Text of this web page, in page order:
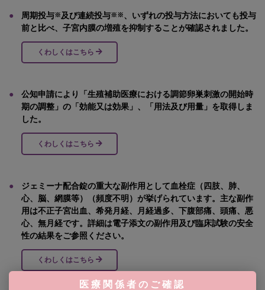
● 周期投与※及び連続投与※※、いずれの投与方法においても投与
前と比べ、子宮内膜の増殖を抑制することが確認されました。
くわしくはこちら
●
公知申請により「生殖補助医療における調節卵巣刺激の開始時
期の調整」の「効能又は効果」、「用法及び用量」を取得しま
した。
くわしくはこちら
●
ジェミーナ配合錠の重大な副作用として血栓症（四肢、肺、
心、脳、網膜等）（頻度不明）が挙げられています。主な副作
用は不正子宮出血、希発月経、月経過多、下腹部痛、頭痛、悪
心、無月経です。詳細は電子添文の副作用及び臨床試験の安全
性の結果をご参照ください。
くわしくはこちら
医療関係者のご確認